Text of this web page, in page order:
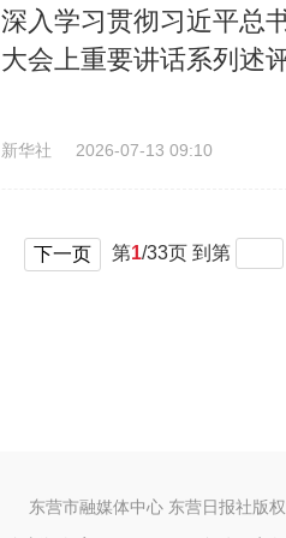
深入学习贯彻习近平总
大会上重要讲话系列述
新华社 2026-07-13 09:10
下一页 第1/33页 到第
东营市融媒体中心 东营日报社版